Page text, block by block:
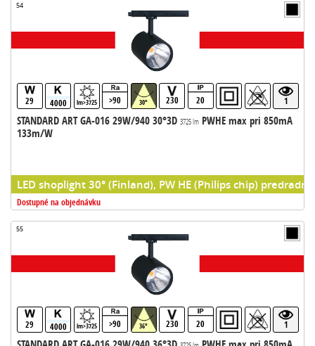
54
29 4000 lm>3725 >90 30° 230 20 1
STANDARD ART GA-016 29W/940 30°3D 3725 lmPWHE max pri 850mA
133m/W
LED shoplight 30° (Finland), PW HE (Philips chip)
Dostupné na objednávku
55
29 4000 lm>3725 >90 36° 230 20 1